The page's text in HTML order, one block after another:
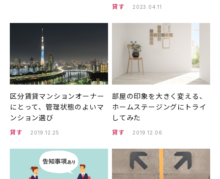
貸す 2023.04.11
区分賃貸マンションオーナー
にとって、管理状態のよいマ
ンション選び
貸す 2019.12.25
部屋の印象を大きく変える、
ホームステージングにトライ
してみた
貸す 2019.12.06